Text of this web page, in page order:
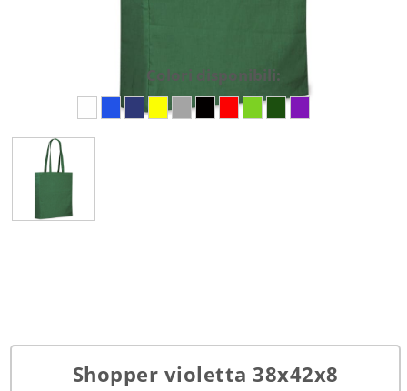
Shopper violetta 38x42x8
Colori disponibili: